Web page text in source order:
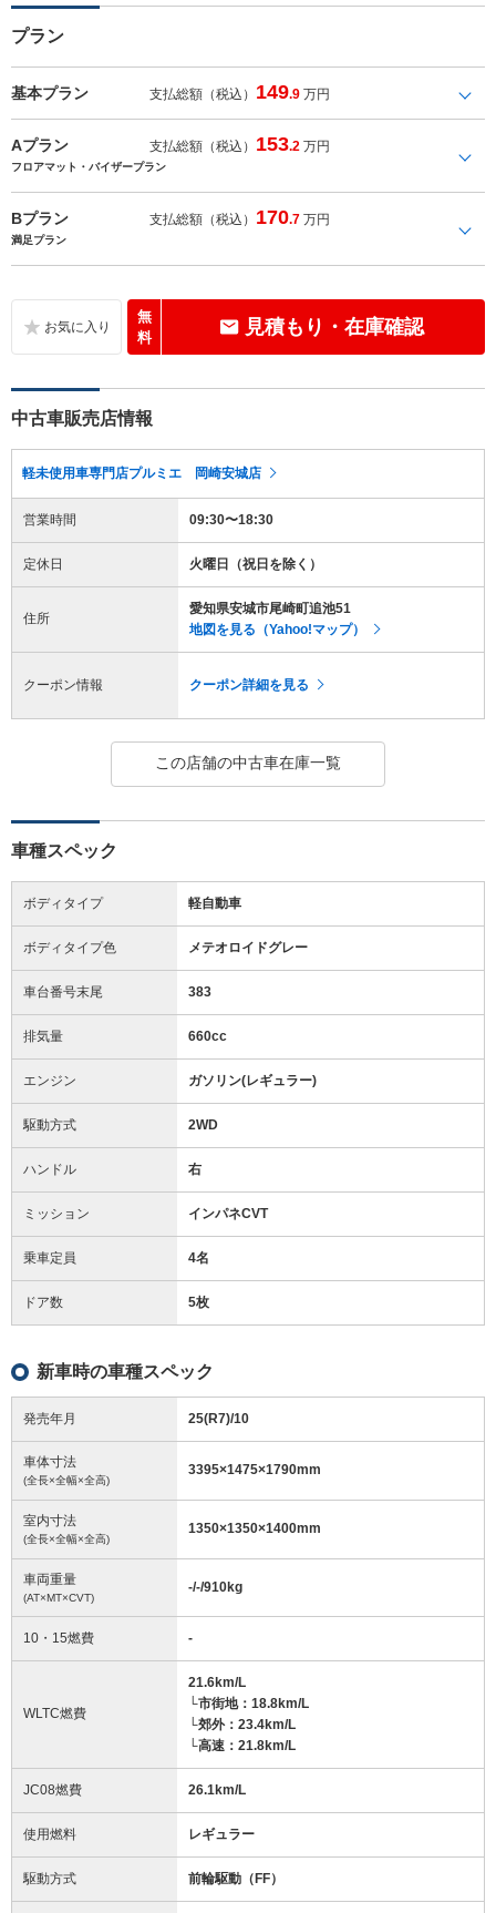
プラン
基本プラン 支払総額（税込） 149.9 万円
Aプラン 支払総額（税込） 153.2 万円
フロアマット・バイザープラン
Bプラン 支払総額（税込） 170.7 万円
満足プラン
無
料
見積もり・在庫確認
中古車販売店情報
軽未使用車専門店プルミエ 岡崎安城店
営業時間 09:30〜18:30
定休日 火曜日（祝日を除く）
住所
愛知県安城市尾崎町追池51
地図を見る（Yahoo!マップ）
クーポン情報 クーポン詳細を見る
この店舗の中古車在庫一覧
車種スペック
ボディタイプ 軽自動車
ボディタイプ色 メテオロイドグレー
車台番号末尾 383
排気量 660cc
エンジン ガソリン(レギュラー)
駆動方式 2WD
ハンドル 右
ミッション インパネCVT
乗車定員 4名
ドア数 5枚
新車時の車種スペック
発売年月 25(R7)/10
車体寸法
(全長×全幅×全高)
3395×1475×1790mm
室内寸法
(全長×全幅×全高)
1350×1350×1400mm
車両重量
(AT×MT×CVT)
-/-/910kg
10・15燃費 -
WLTC燃費
21.6km/L
└市街地：18.8km/L
└郊外：23.4km/L
└高速：21.8km/L
JC08燃費 26.1km/L
使用燃料 レギュラー
駆動方式 前輪駆動（FF）